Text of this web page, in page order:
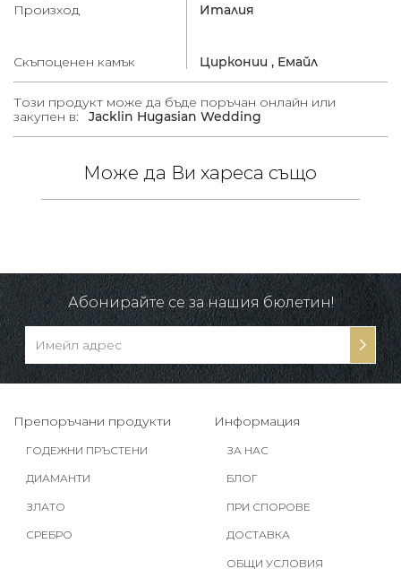
Произход
Италия
Скъпоценен камък Цирконии , Емайл
Този продукт може да бъде поръчан онлайн или
закупен в:
Jacklin Hugasian Wedding
Може да Ви хареса също
Абонирайте се за нашия бюлетин!
Препоръчани продукти
ГОДЕЖНИ ПРЪСТЕНИ
ДИАМАНТИ
ЗЛАТО
СРЕБРО
Информация
ЗА НАС
БЛОГ
ПРИ СПОРОВЕ
ДОСТАВКА
ОБЩИ УСЛОВИЯ